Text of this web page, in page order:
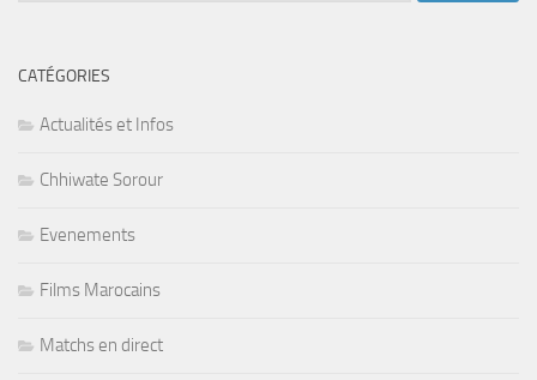
CATÉGORIES
Actualités et Infos
Chhiwate Sorour
Evenements
Films Marocains
Matchs en direct